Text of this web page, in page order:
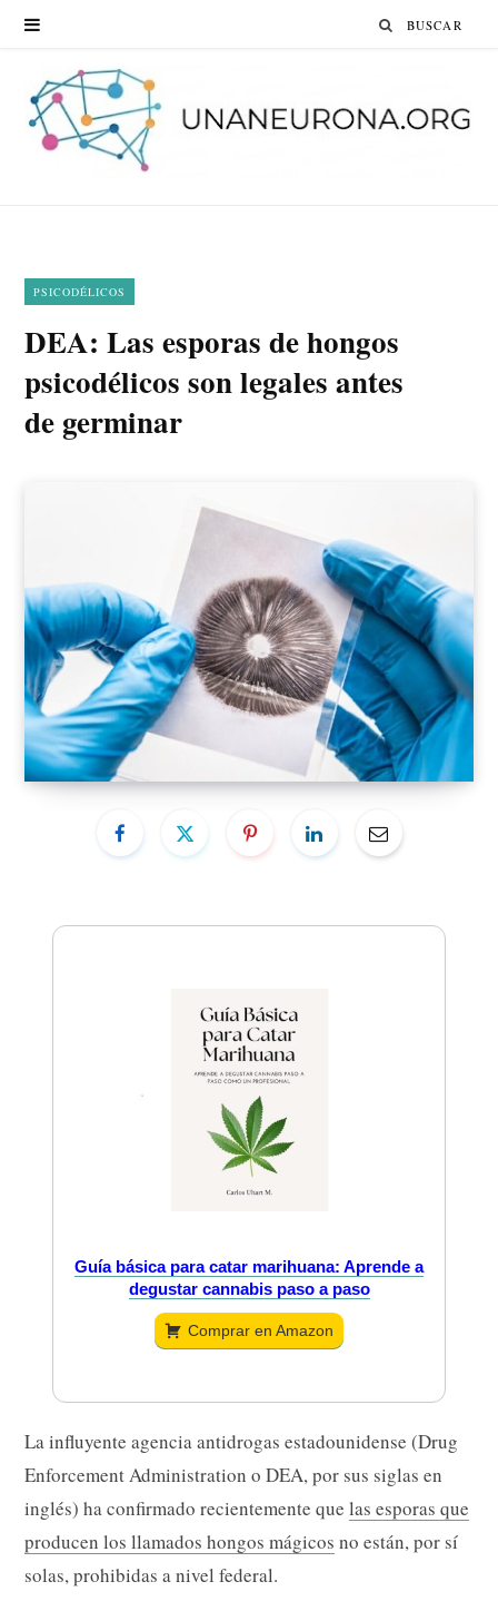
Search
PSICODÉLICOS
DEA: Las esporas de hongos
psicodélicos son legales antes
de germinar
Guía básica para catar marihuana: Aprende a
degustar cannabis paso a paso
Comprar en Amazon
La influyente agencia antidrogas estadounidense (Drug
Enforcement Administration o DEA, por sus siglas en
inglés) ha confirmado recientemente que las esporas que
producen los llamados hongos mágicos no están, por sí
solas, prohibidas a nivel federal.